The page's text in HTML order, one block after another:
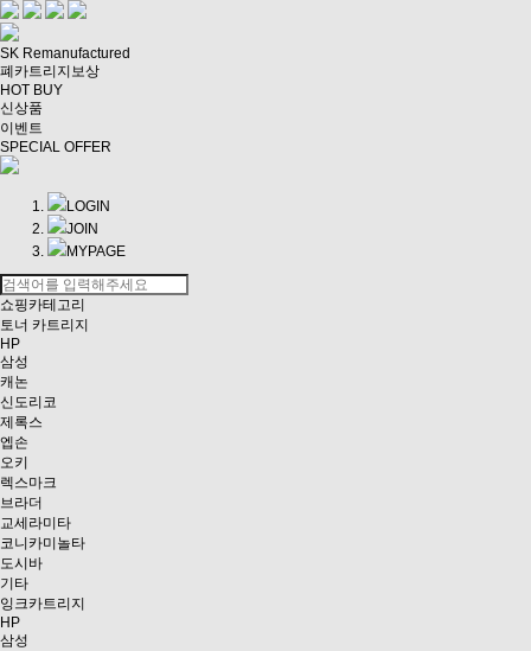
SK Remanufactured
폐카트리지보상
HOT BUY
신상품
이벤트
SPECIAL OFFER
LOGIN
JOIN
MYPAGE
쇼핑카테고리
토너 카트리지
HP
삼성
캐논
신도리코
제록스
엡손
오키
렉스마크
브라더
교세라미타
코니카미놀타
도시바
기타
잉크카트리지
HP
삼성